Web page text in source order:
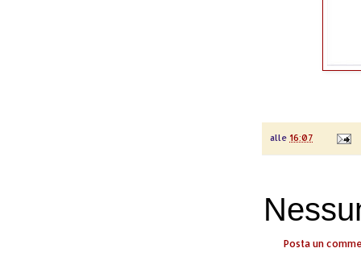
alle 16:07
Posta un